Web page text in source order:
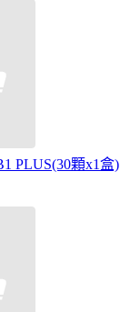
PLUS(30顆x1盒)